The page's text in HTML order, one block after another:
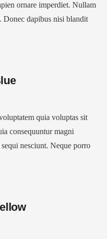
ornare imperdiet. Nullam
Donec dapibus nisi blandit
quia voluptas sit
consequuntur magni
nesciunt. Neque porro